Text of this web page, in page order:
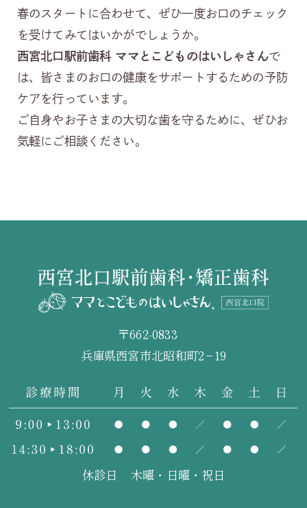
春のスタートに合わせて、ぜひ一度お口のチェック
を受けてみてはいかがでしょうか。
西宮北口駅前歯科 ママとこどものはいしゃさんで
は、皆さまのお口の健康をサポートするための予防
ケアを行っています。
ご自身やお子さまの大切な歯を守るために、ぜひお
気軽にご相談ください。
〒662-0833
兵庫県西宮市北昭和町2−19
休診日 木曜・日曜・祝日